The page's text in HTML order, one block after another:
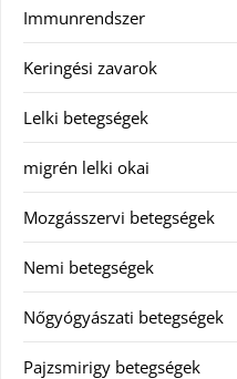
Immunrendszer
Keringési zavarok
Lelki betegségek
migrén lelki okai
Mozgásszervi betegségek
Nemi betegségek
Nőgyógyászati betegségek
Pajzsmirigy betegségek